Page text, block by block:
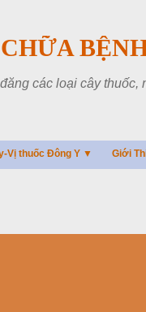
các loại cây thuốc,
Vị thuốc Đông Y ▼ Giới